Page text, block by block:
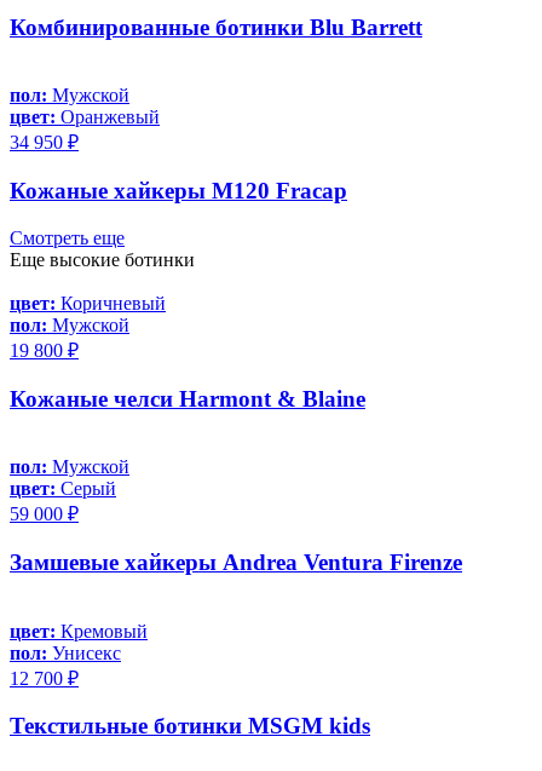
Комбинированные ботинки Blu Barrett
пол: Мужской
цвет: Оранжевый
34 950 ₽
Кожаные хайкеры M120 Fracap
Смотреть еще
Еще высокие ботинки
цвет: Коричневый
пол: Мужской
19 800 ₽
Кожаные челси Harmont & Blaine
пол: Мужской
цвет: Серый
59 000 ₽
Замшевые хайкеры Andrea Ventura Firenze
цвет: Кремовый
пол: Унисекс
12 700 ₽
Текстильные ботинки MSGM kids